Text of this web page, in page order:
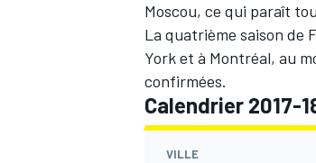
Moscou, ce qui paraît
La quatrième saison de
York et à Montréal, au
confirmées.
Calendrier 2017-
VILLE